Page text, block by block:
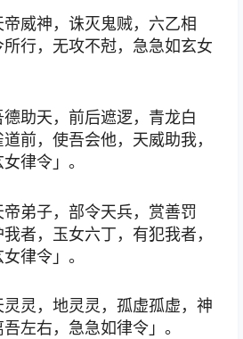
威神，诛灭鬼贼，六乙相
行，无攻不尅，急急如玄女
助天，前后遮逻，青龙白
前，使吾会他，天威助我，
律令」。
弟子，部令天兵，赏善罚
者，玉女六丁，有犯我者，
律令」。
灵，地灵灵，孤虚孤虚，神
左右，急急如律令」。